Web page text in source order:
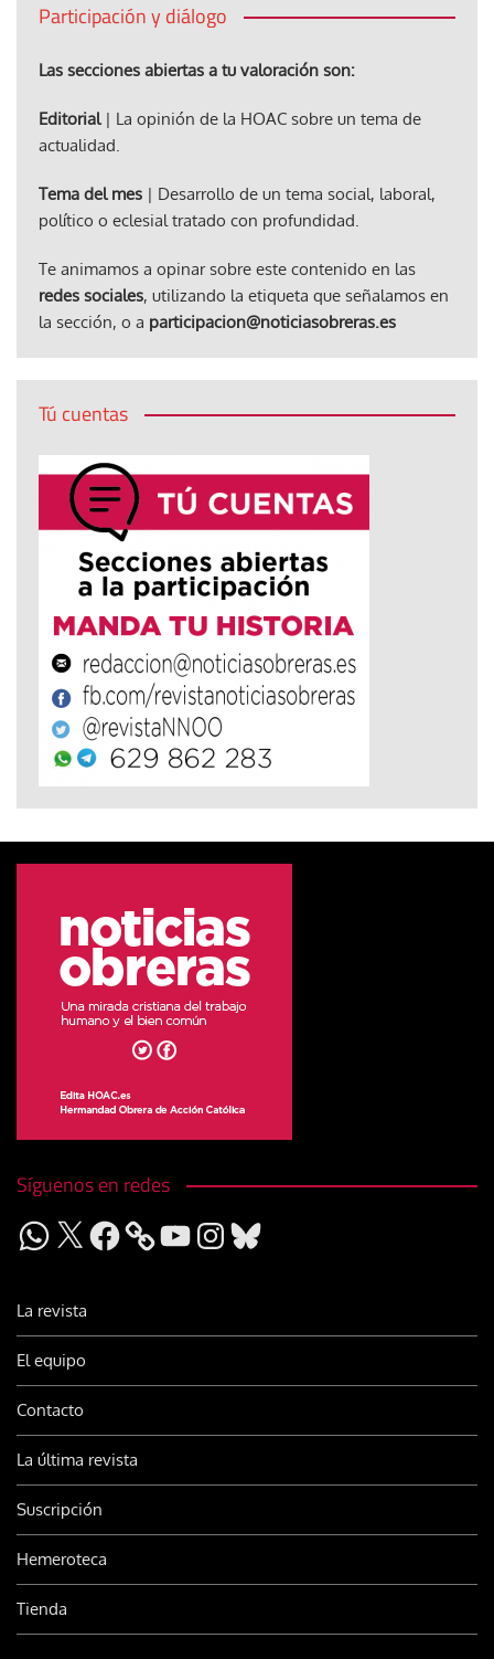
Participación y diálogo
Las secciones abiertas a tu valoración son:
Editorial| La opinión de la HOAC sobre un tema de
actualidad.
Tema del mes | Desarrollo de un tema social, laboral,
político o eclesial tratado con profundidad.
Te animamos a opinar sobre este contenido en las
redes sociales, utilizando la etiqueta que señalamos en
la sección, o a participacion@noticiasobreras.es
Tú cuentas
Síguenos en redes
WhatsApp
X Facebook YouTubeInstagram
Bluesky
La revista
El equipo
Contacto
La última revista
Suscripción
Hemeroteca
Tienda